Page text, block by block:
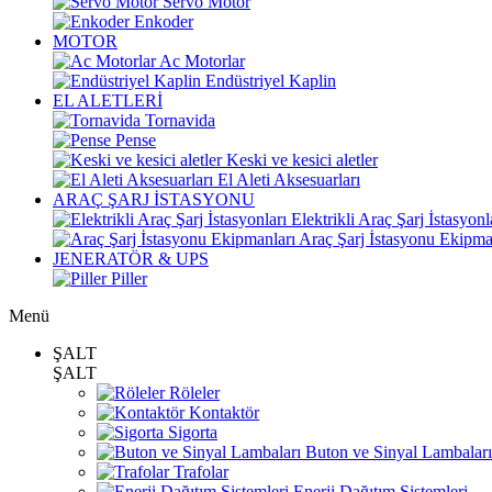
Enkoder
MOTOR
Ac Motorlar
Endüstriyel Kaplin
EL ALETLERİ
Tornavida
Pense
Keski ve kesici aletler
El Aleti Aksesuarları
ARAÇ ŞARJ İSTASYONU
Elektrikli Araç Şarj
Araç Şarj İstasyonu
JENERATÖR & UPS
Piller
Menü
ŞALT
ŞALT
Röleler
Kontaktör
Sigorta
Buton ve Sinyal Lambaları
Trafolar